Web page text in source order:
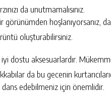
da unutmamalısınız.
görünümden hoşlanıyorsanız,
oluşturabilirsiniz.
dostu aksesuarlardır.
da bu gecenin
edebilmeniz için önemlidir.